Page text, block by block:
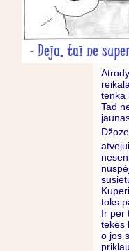
tenka
Tad
toks
Ir per
tekės
o jos